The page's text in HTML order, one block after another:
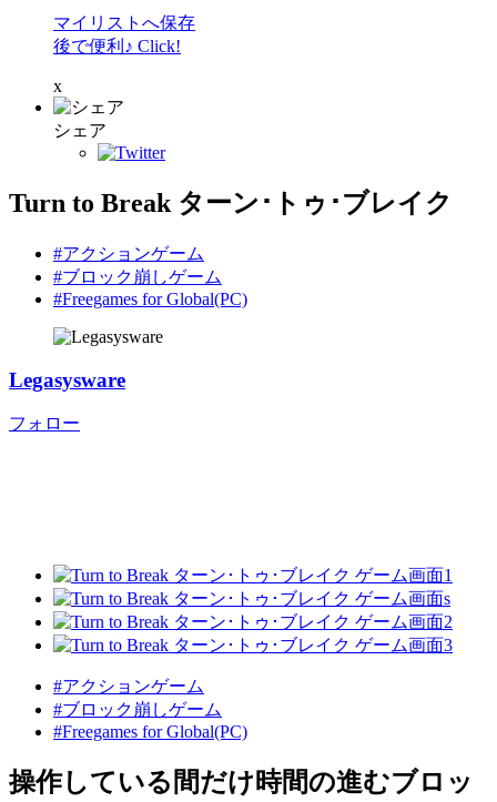
マイリストへ保存
後で便利♪ Click!
x
シェア
Turn to Break ターン･トゥ･ブレイク
#アクションゲーム
#ブロック崩しゲーム
#Freegames for Global(PC)
Legasysware
フォロー
#アクションゲーム
#ブロック崩しゲーム
#Freegames for Global(PC)
操作している間だけ時間の進むブロッ